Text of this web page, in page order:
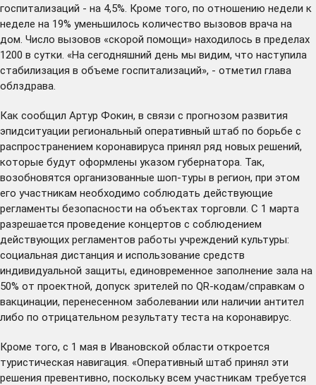
госпитализаций - на 4,5%. Кроме того, по отношению недели к
неделе на 19% уменьшилось количество вызовов врача на
дом. Число вызовов «скорой помощи» находилось в пределах
1200 в сутки. «На сегодняшний день мы видим, что наступила
стабилизация в объеме госпитализаций», - отметил глава
облздрава.
Как сообщил Артур Фокин, в связи с прогнозом развития
эпидситуации региональный оперативный штаб по борьбе с
распространением коронавируса принял ряд новых решений,
которые будут оформлены указом губернатора. Так,
возобновятся организованные шоп-туры в регион, при этом
его участникам необходимо соблюдать действующие
регламенты безопасности на объектах торговли. С 1 марта
разрешается проведение концертов с соблюдением
действующих регламентов работы учреждений культуры:
социальная дистанция и использование средств
индивидуальной защиты, единовременное заполнение зала на
50% от проектной, допуск зрителей по QR-кодам/справкам о
вакцинации, перенесенном заболевании или наличии антител
либо по отрицательном результату теста на коронавирус.
Кроме того, с 1 мая в Ивановской области откроется
туристическая навигация. «Оперативный штаб принял эти
решения превентивно, поскольку всем участникам требуется